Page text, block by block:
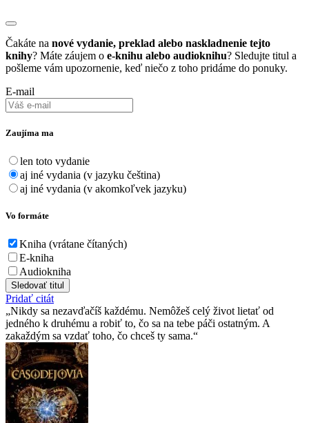
Čakáte na nové vydanie, preklad alebo naskladnenie tejto
knihy? Máte záujem o e-knihu alebo audioknihu? Sledujte titul a
pošleme vám upozornenie, keď niečo z toho pridáme do ponuky.
E-mail
Zaujíma ma
len toto vydanie
aj iné vydania (v jazyku čeština)
aj iné vydania (v akomkoľvek jazyku)
Vo formáte
Kniha (vrátane čítaných)
E-kniha
Audiokniha
Sledovať titul
Pridať citát
Nikdy sa nezavďačíš každému. Nemôžeš celý život lietať od
jedného k druhému a robiť to, čo sa na tebe páči ostatným. A
zakaždým sa vzdať toho, čo chceš ty sama.